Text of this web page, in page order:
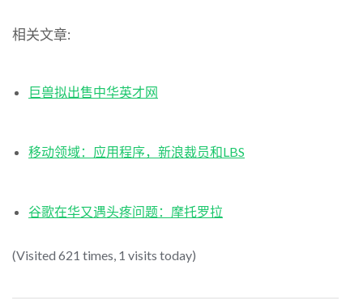
相关文章:
巨兽拟出售中华英才网
移动领域：应用程序，新浪裁员和LBS
谷歌在华又遇头疼问题：摩托罗拉
(Visited 621 times, 1 visits today)